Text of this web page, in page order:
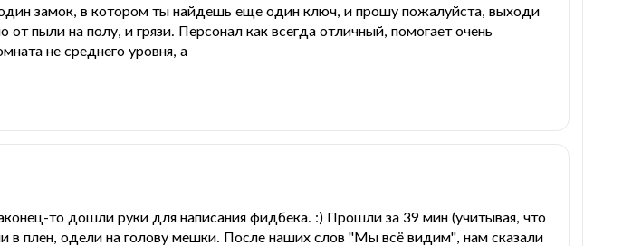
замок, в котором ты найдешь еще один ключ, и прошу пожалуйста, выходи
пыли на полу, и грязи. Персонал как всегда отличный, помогает очень
не среднего уровня, а
то дошли руки для написания фидбека. :) Прошли за 39 мин (учитывая, что
в плен, одели на голову мешки. После наших слов "Мы всё видим", нам сказали